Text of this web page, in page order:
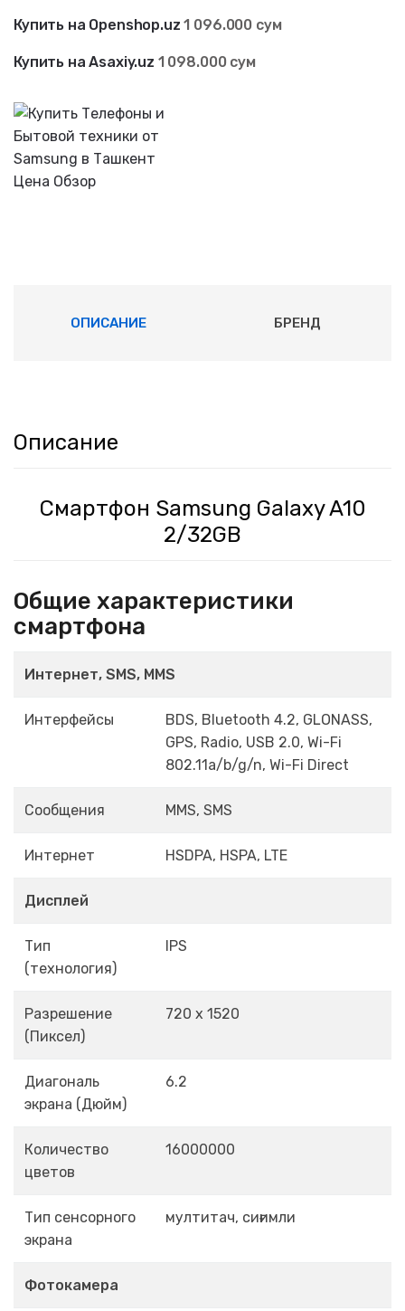
Купить на Openshop.uz 1 096.000 сум
Купить на Asaxiy.uz 1 098.000 сум
ОПИСАНИЕ БРЕНД
Описание
Смартфон Samsung Galaxy A10
2/32GB
Общие характеристики
смартфона
Интернет, SMS, MMS
Интерфейсы
BDS, Bluetooth 4.2, GLONASS,
GPS, Radio, USB 2.0, Wi-Fi
802.11a/b/g/n, Wi-Fi Direct
Сообщения MMS, SMS
Интернет HSDPA, HSPA, LTE
Дисплей
Тип
(технология)
IPS
Разрешение
(Пиксел)
720 x 1520
Диагональ
экрана (Дюйм)
6.2
Количество
цветов
16000000
Тип сенсорного
экрана
мултитач, сиғимли
Фотокамера